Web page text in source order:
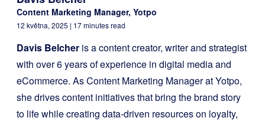
Content Marketing Manager, Yotpo
12 května, 2025 | 17 minutes read
Davis Belcher is a content creator, writer and strategist
with over 6 years of experience in digital media and
eCommerce. As Content Marketing Manager at Yotpo,
she drives content initiatives that bring the brand story
to life while creating data-driven resources on loyalty,